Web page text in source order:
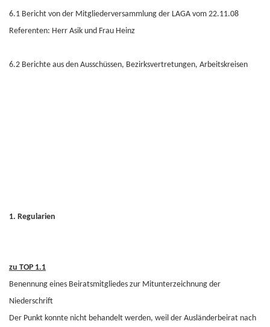
6.1 Bericht von der Mitgliederversammlung der LAGA vom 22.11.08
Referenten: Herr Asik und Frau Heinz
6.2 Berichte aus den Ausschüssen, Bezirksvertretungen, Arbeitskreisen
1. Regularien
zu TOP 1.1
Benennung eines Beiratsmitgliedes zur Mitunterzeichnung der
Niederschrift
Der Punkt konnte nicht behandelt werden, weil der Ausländerbeirat nach